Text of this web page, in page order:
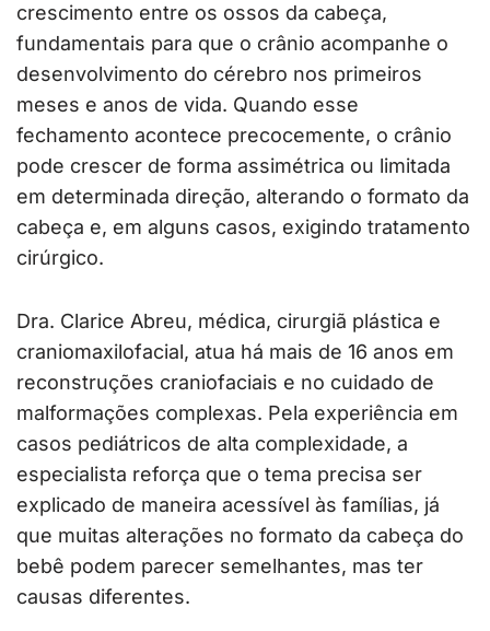
crescimento entre os ossos da cabeça,
fundamentais para que o crânio acompanhe o
desenvolvimento do cérebro nos primeiros
meses e anos de vida. Quando esse
fechamento acontece precocemente, o crânio
pode crescer de forma assimétrica ou limitada
em determinada direção, alterando o formato da
cabeça e, em alguns casos, exigindo tratamento
cirúrgico.
Dra. Clarice Abreu, médica, cirurgiã plástica e
craniomaxilofacial, atua há mais de 16 anos em
reconstruções craniofaciais e no cuidado de
malformações complexas. Pela experiência em
casos pediátricos de alta complexidade, a
especialista reforça que o tema precisa ser
explicado de maneira acessível às famílias, já
que muitas alterações no formato da cabeça do
bebê podem parecer semelhantes, mas ter
causas diferentes.